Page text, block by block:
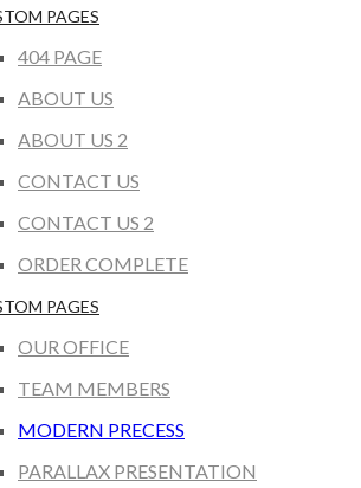
PAGES
404 PAGE
ABOUT US
ABOUT US 2
CONTACT US
CONTACT US 2
ORDER COMPLETE
PAGES
OUR OFFICE
TEAM MEMBERS
MODERN PRECESS
PARALLAX PRESENTATION